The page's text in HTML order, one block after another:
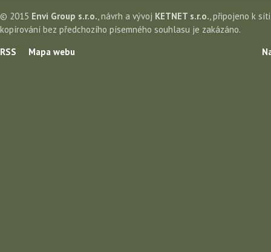
© 2015 Envi Group s.r.o. , návrh a vývoj KETNET s.r.o. , připojeno k
kopírování bez předchozího písemného souhlasu je zakázáno.
RSS
Mapa webu